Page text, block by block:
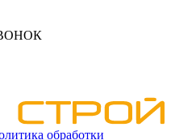
обработки